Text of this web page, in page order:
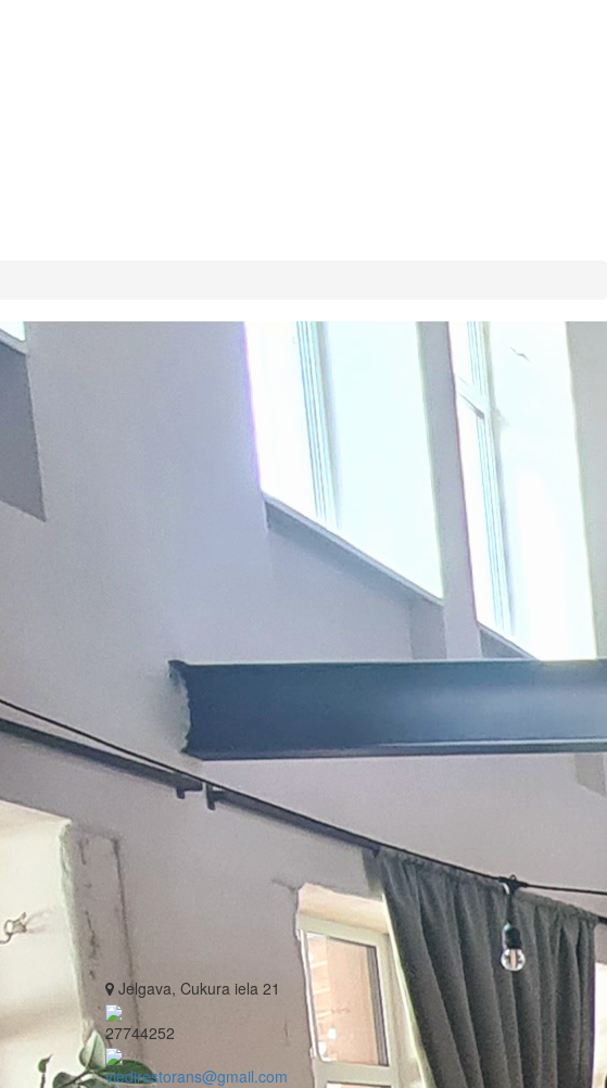
Jelgava, Cukura iela 21
27744252
viedirestorans@gmail.com